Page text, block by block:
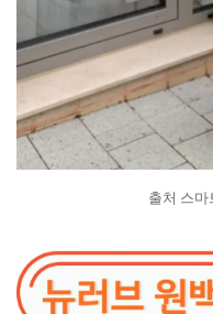
출처 스마